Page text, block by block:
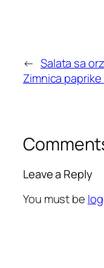
← Salata sa
Zimnica
Leave a Reply
You must be